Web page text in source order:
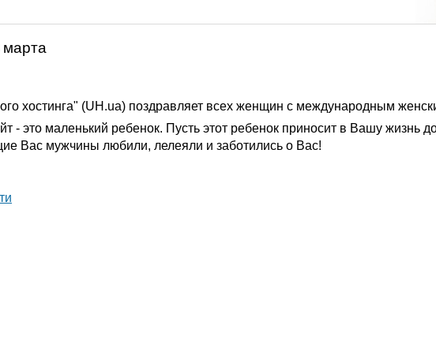
хостинга" (UH.ua) поздравляет всех женщин с международным
- это маленький ребенок. Пусть этот ребенок приносит в Вашу жизнь
Вас мужчины любили, лелеяли и заботились о Вас!